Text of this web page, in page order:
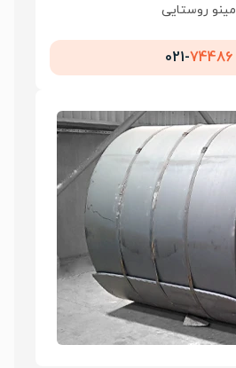
مینو روستایی
021-74486